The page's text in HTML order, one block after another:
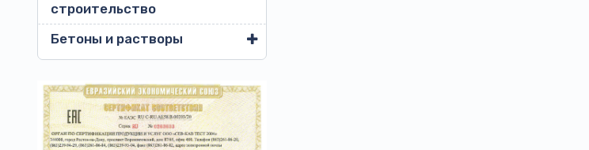
строительство
Бетоны и растворы